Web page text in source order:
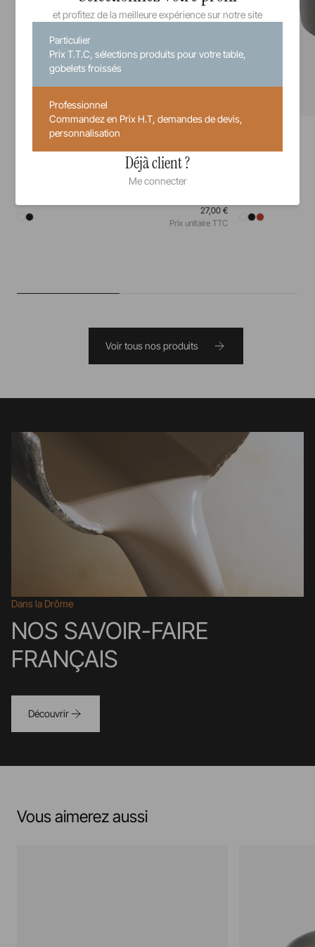
Assiette Gourmande
27,00 €
Prix unitaire TTC
Solid
Voir tous nos produits
Dans la Drôme
NOS SAVOIR-FAIRE
FRANÇAIS
Découvrir
Vous aimerez aussi
et profitez de la meilleure expérience sur notre site
Particulier
Prix T.T.C, sélections produits pour votre table,
gobelets froissés
Professionnel
Commandez en Prix H.T, demandes de devis,
personnalisation
Déjà client ?
Me connecter